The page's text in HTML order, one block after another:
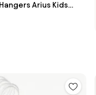
Arius Kids